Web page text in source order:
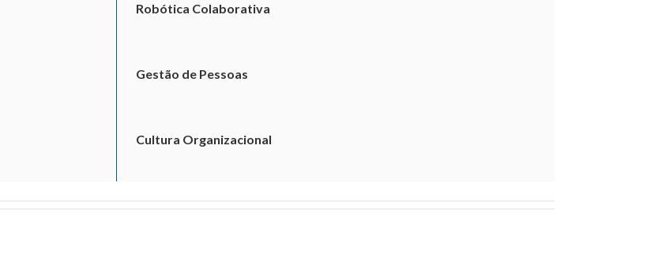
Robótica Colaborativa
Gestão de Pessoas
Cultura Organizacional